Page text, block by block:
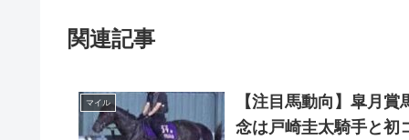
関連記事
マイル
【注目馬動向】皐月
念は戸崎圭太騎手と初